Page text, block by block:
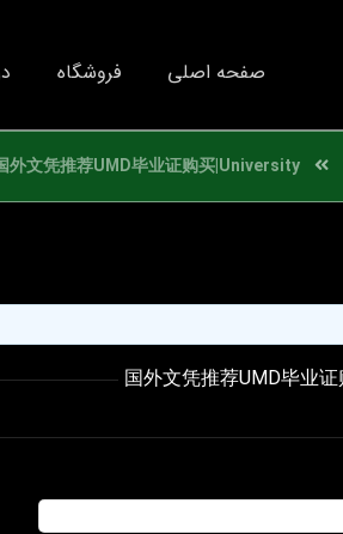
صفحه اصلی فروشگاه
外文凭推荐UMD毕业证购买|University